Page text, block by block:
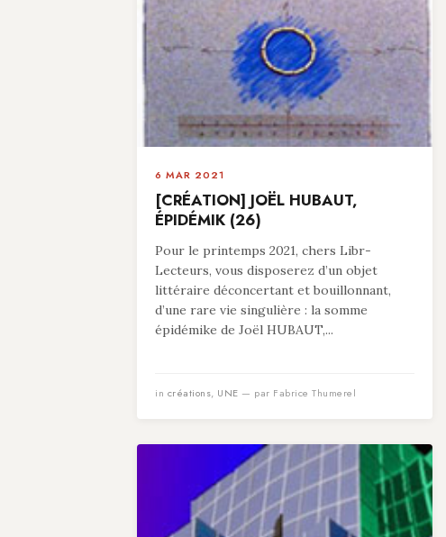
6 MAR 2021
[CRÉATION] JOËL HUBAUT,
ÉPIDÉMIK (26)
Pour le printemps 2021, chers Libr-
Lecteurs, vous disposerez d’un objet
littéraire déconcertant et bouillonnant,
d’une rare vie singulière : la somme
épidémike de Joël HUBAUT,...
in créations, UNE — par Fabrice Thumerel